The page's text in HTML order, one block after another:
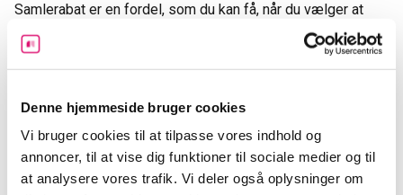
Denne hjemmeside bruger cookies
Vi bruger cookies til at tilpasse vores indhold og
annoncer, til at vise dig funktioner til sociale medier og til
at analysere vores trafik. Vi deler også oplysninger om
Samlerabat er en fordel, som du kan få, når du vælger at
samle flere
forsikringsselskab.
Det er ikke ualmindeligt at blive tilbudt pakkeløsninger med
samlerabat, men det er vigtigt at være opmærksom på, om
rabatten rent faktisk resulterer i den bedste pris for dig. Du
bør altid bede forsikringsselskabet om at sende dig et
tilbud, der viser prisen for hver enkelt forsikring, hvis du
køber dem individuelt.